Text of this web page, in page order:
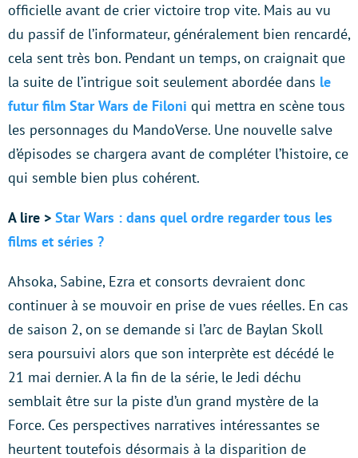
officielle avant de crier victoire trop vite. Mais au vu
du passif de l’informateur, généralement bien rencardé,
cela sent très bon. Pendant un temps, on craignait que
la suite de l’intrigue soit seulement abordée dans le
futur film Star Wars de Filoni qui mettra en scène tous
les personnages du MandoVerse. Une nouvelle salve
d’épisodes se chargera avant de compléter l’histoire, ce
qui semble bien plus cohérent.
A lire > Star Wars : dans quel ordre regarder tous les
films et séries ?
Ahsoka, Sabine, Ezra et consorts devraient donc
continuer à se mouvoir en prise de vues réelles. En cas
de saison 2, on se demande si l’arc de Baylan Skoll
sera poursuivi alors que son interprète est décédé le
21 mai dernier. A la fin de la série, le Jedi déchu
semblait être sur la piste d’un grand mystère de la
Force. Ces perspectives narratives intéressantes se
heurtent toutefois désormais à la disparition de